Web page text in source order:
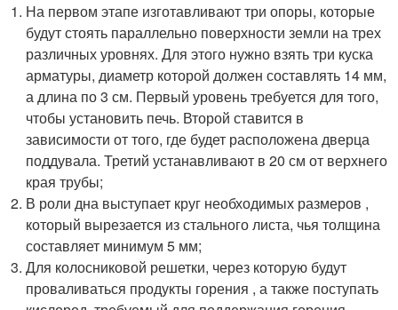
На первом этапе изготавливают три опоры, которые
будут стоять параллельно поверхности земли на трех
различных уровнях. Для этого нужно взять три куска
арматуры, диаметр которой должен составлять 14 мм,
а длина по 3 см. Первый уровень требуется для того,
чтобы установить печь. Второй ставится в
зависимости от того, где будет расположена дверца
поддувала. Третий устанавливают в 20 см от верхнего
края трубы;
В роли дна выступает круг необходимых размеров ,
который вырезается из стального листа, чья толщина
составляет минимум 5 мм;
Для колосниковой решетки, через которую будут
проваливаться продукты горения , а также поступать